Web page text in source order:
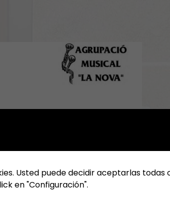
Usted puede decidir aceptarlas todas
en "Configuración".